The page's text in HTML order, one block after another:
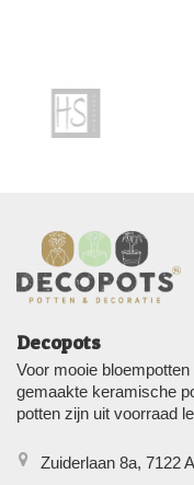
Decopots
Voor mooie
gemaakte keramische
potten zijn uit voorraad
Zuiderlaan 8a, 7122